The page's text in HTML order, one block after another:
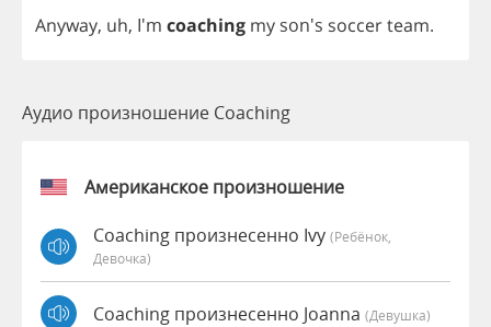
Anyway, uh, I'm coaching my son's soccerteam.
Аудио произношение Coaching
Американское произношение
Coaching произнесенно Ivy (Ребёнок,
Девочка)
Coaching произнесенно Joanna (девушка)